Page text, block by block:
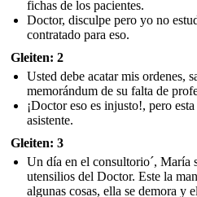
fichas de los pacientes.
Doctor, disculpe pero yo no
contratado para eso.
Gleiten: 2
Usted debe acatar mis ordenes,
memorándum de su falta de
¡Doctor eso es injusto!, pero
asistente.
Gleiten: 3
Un día en el consultorio´, María
utensilios del Doctor. Este la
algunas cosas, ella se demora y